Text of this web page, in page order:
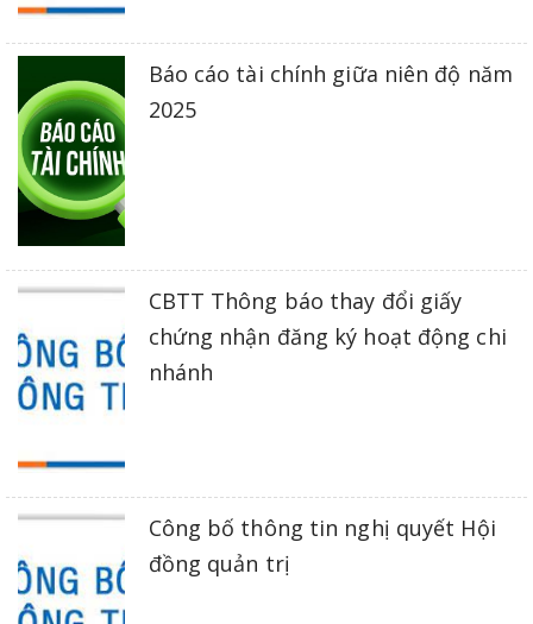
Báo cáo tài chính giữa niên độ năm
2025
CBTT Thông báo thay đổi giấy
chứng nhận đăng ký hoạt động chi
nhánh
Công bố thông tin nghị quyết Hội
đồng quản trị